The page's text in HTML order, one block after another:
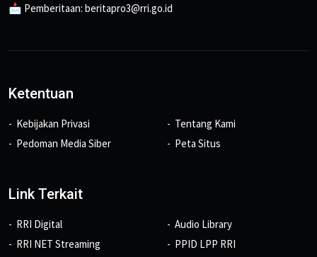
📩 Pemberitaan: beritapro3@rri.go.id
Ketentuan
Kebijakan Privasi
Pedoman Media Siber
Tentang Kami
Peta Situs
Link Terkait
RRI Digital
RRI NET Streaming
Audio Library
PPID LPP RRI